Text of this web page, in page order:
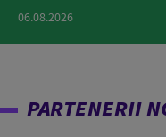
06.08.2026
PARTENERII